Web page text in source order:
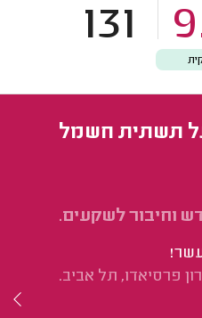
131
תשתית חשמל
וחיבור לשקעים.
רון פרסיאדו, תל אביב.